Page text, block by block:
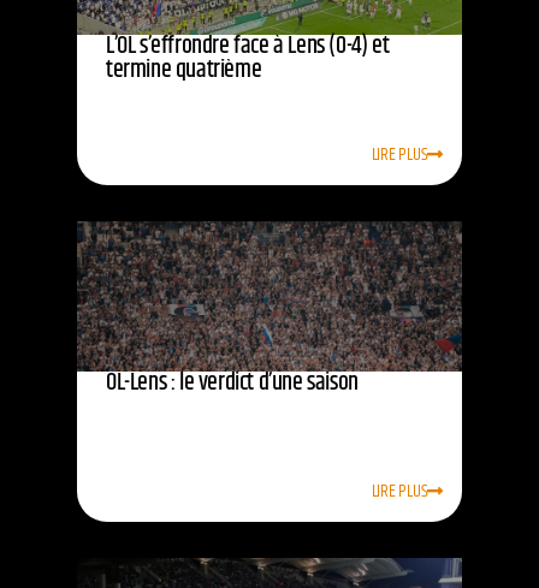
L’OL s’effrondre face à Lens (0-4) et
termine quatrième
LIRE PLUS
OL-Lens : le verdict d’une saison
LIRE PLUS